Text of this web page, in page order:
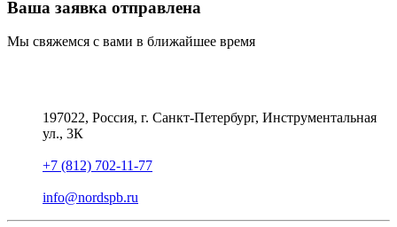
Ваша заявка отправлена
Мы свяжемся с вами в ближайшее время
197022, Россия, г. Санкт-Петербург, Инструментальная
ул., 3К
+7 (812) 702-11-77
info@nordspb.ru